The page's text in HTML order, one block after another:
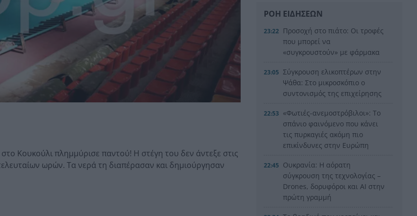
Κουκούλι πλημμύρισε παντού! Η στέγη του δεν άντεξε στις
ωρών. Τα νερά τη διαπέρασαν και δημιούργησαν
ΡΟΗ ΕΙΔΗΣΕΩΝ
23:22 Προσοχή στο πιάτο: Οι τροφές
που μπορεί να
«συγκρουστούν» με φάρμακα
23:05 Σύγκρουση ελικοπτέρων στην
Ψάθα: Στο μικροσκόπιο ο
συντονισμός της επιχείρησης
22:53 «Φωτιές-ανεμοστρόβιλοι»: Το
σπάνιο φαινόμενο που κάνει
τις πυρκαγιές ακόμη πιο
επικίνδυνες στην Ευρώπη
22:45 Ουκρανία: Η αόρατη
σύγκρουση της τεχνολογίας –
Drones, δορυφόροι και AI στην
πρώτη γραμμή